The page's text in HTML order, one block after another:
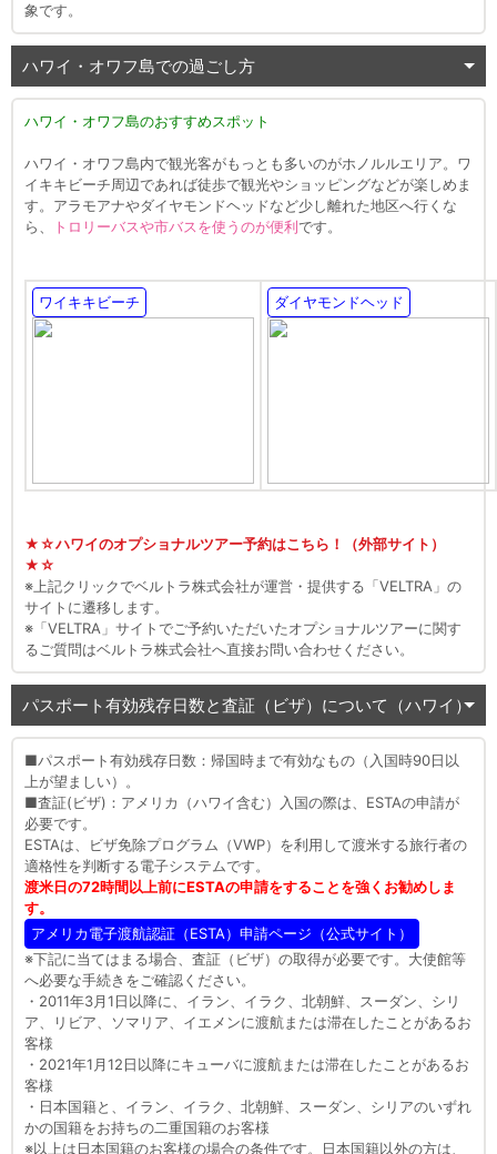
象です。
ハワイ・オワフ島での過ごし方
ハワイ・オワフ島のおすすめスポット
ハワイ・オワフ島内で観光客がもっとも多いのがホノルルエリア。ワ
イキキビーチ周辺であれば徒歩で観光やショッピングなどが楽しめま
す。アラモアナやダイヤモンドヘッドなど少し離れた地区へ行くな
ら、
トロリーバスや市バスを使うのが便利です。
ワイキキビーチ ダイヤモンドヘッド
★☆ハワイのオプショナルツアー予約はこちら！（外部サイト）
★☆
※上記クリックでベルトラ株式会社が運営・提供する「VELTRA」の
サイトに遷移します。
※「VELTRA」サイトでご予約いただいたオプショナルツアーに関す
るご質問はベルトラ株式会社へ直接お問い合わせください。
パスポート有効残存日数と査証（ビザ）について（ハワイ）
■パスポート有効残存日数：帰国時まで有効なもの（入国時90日以
上が望ましい）。
■査証(ビザ)：アメリカ（ハワイ含む）入国の際は、ESTAの申請が
必要です。
ESTAは、ビザ免除プログラム（VWP）を利用して渡米する旅行者の
適格性を判断する電子システムです。
渡米日の72時間以上前にESTAの申請をすることを強くお勧めしま
す。
アメリカ電子渡航認証（ESTA）申請ページ（公式サイト）
※下記に当てはまる場合、査証（ビザ）の取得が必要です。大使館等
へ必要な手続きをご確認ください。
・2011年3月1日以降に、イラン、イラク、北朝鮮、スーダン、シリ
ア、リビア、ソマリア、イエメンに渡航または滞在したことがあるお
客様
・2021年1月12日以降にキューバに渡航または滞在したことがあるお
客様
・日本国籍と、イラン、イラク、北朝鮮、スーダン、シリアのいずれ
かの国籍をお持ちの二重国籍のお客様
※以上は日本国籍のお客様の場合の条件です。日本国籍以外の方は、